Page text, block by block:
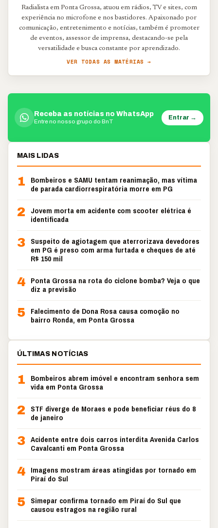
Radialista em Ponta Grossa, atuou em rádios, TV e sites, com
experiência no microfone e nos bastidores. Apaixonado por
comunicação, entretenimento e notícias, também é promoter
de eventos, assessor de imprensa, destacando-se pela
versatilidade e busca constante por aprendizado.
VER TODAS AS MATÉRIAS →
Receba as notícias no WhatsApp
Entre no nosso grupo do BnT
Entrar →
MAIS LIDAS
1
Bombeiros e SAMU tentam reanimação, mas vítima
de parada cardiorrespiratória morre em PG
2
Jovem morta em acidente com scooter elétrica é
identificada
3 Suspeito de agiotagem que aterrorizava devedores
em PG é preso com arma furtada e cheques de até
R$ 150 mil
4 Ponta Grossa na rota do ciclone bomba? Veja o que
diz a previsão
5 Falecimento de Dona Rosa causa comoção no
bairro Ronda, em Ponta Grossa
ÚLTIMAS NOTÍCIAS
1
Bombeiros abrem imóvel e encontram senhora sem
vida em Ponta Grossa
2
STF diverge de Moraes e pode beneficiar réus do 8
de janeiro
3 Acidente entre dois carros interdita Avenida Carlos
Cavalcanti em Ponta Grossa
4 Imagens mostram áreas atingidas por tornado em
Piraí do Sul
5 Simepar confirma tornado em Piraí do Sul que
causou estragos na região rural